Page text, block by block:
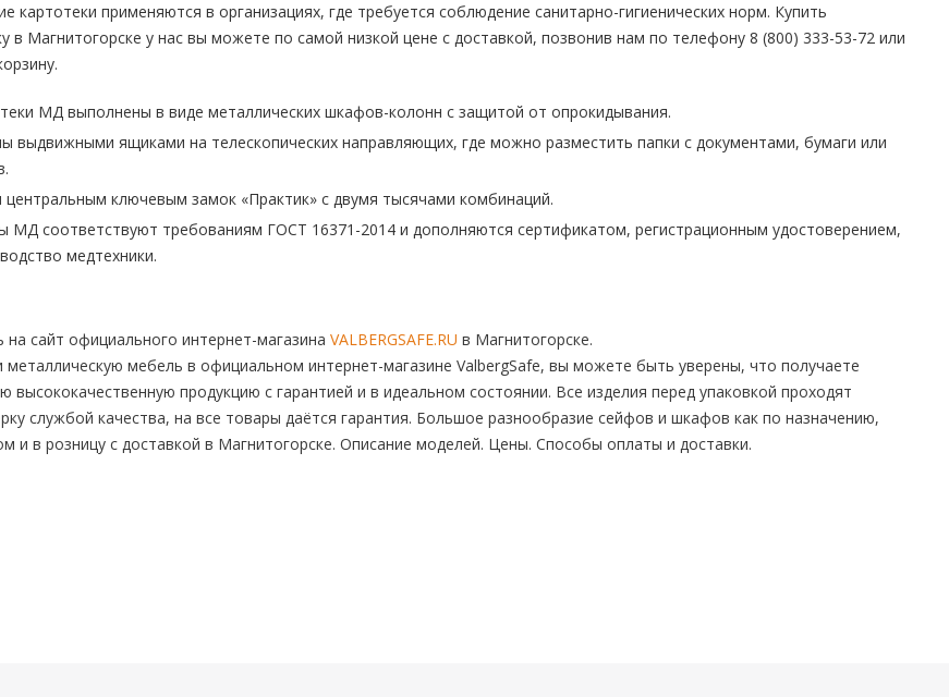
картотеки применяются в организациях, где требуется соблюдение санитарно-гигиенических норм. Купить
в Магнитогорске у нас вы можете по самой низкой цене с доставкой, позвонив нам по телефону 8 (800) 333-53-72 или
МД выполнены в виде металлических шкафов-колонн с защитой от опрокидывания.
выдвижными ящиками на телескопических направляющих, где можно разместить папки с документами, бумаги или
ключевым замок «Практик» с двумя тысячами комбинаций.
МД соответствуют требованиям ГОСТ 16371-2014 и дополняются сертификатом, регистрационным удостоверением,
медтехники.
сайт официального интернет-магазина VALBERGSAFE.RU в Магнитогорске.
металлическую мебель в официальном интернет-магазине ValbergSafe, вы можете быть уверены, что получаете
высококачественную продукцию с гарантией и в идеальном состоянии. Все изделия перед упаковкой проходят
службой качества, на все товары даётся гарантия. Большое разнообразие сейфов и шкафов как по назначению,
и в розницу с доставкой в Магнитогорске. Описание моделей. Цены. Способы оплаты и доставки.